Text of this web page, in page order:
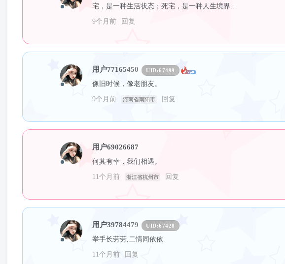
宅，是一种生活状态；死宅，是一种人生境界…
9个月前 回复
用户77165450 UID:67499
像旧时候，像老朋友。
9个月前 河南省南阳市 回复
用户69026687
何其有幸，我们相遇。
11个月前 浙江省杭州市 回复
用户39784479 UID:67428
举手长劳劳,二情同依依.
11个月前 回复